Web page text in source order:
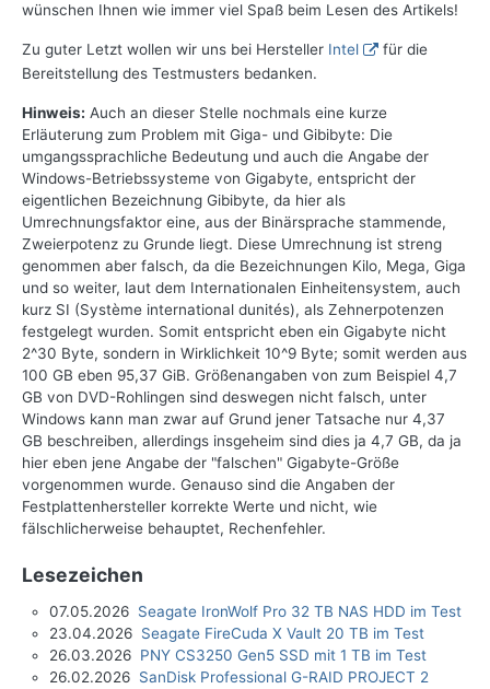
wünschen Ihnen wie immer viel Spaß beim Lesen des Artikels!
Zu guter Letzt wollen wir uns bei Hersteller Intel
für die
Bereitstellung des Testmusters bedanken.
Hinweis: Auch an dieser Stelle nochmals eine kurze
Erläuterung zum Problem mit Giga- und Gibibyte: Die
umgangssprachliche Bedeutung und auch die Angabe der
Windows-Betriebssysteme von Gigabyte, entspricht der
eigentlichen Bezeichnung Gibibyte, da hier als
Umrechnungsfaktor eine, aus der Binärsprache stammende,
Zweierpotenz zu Grunde liegt. Diese Umrechnung ist streng
genommen aber falsch, da die Bezeichnungen Kilo, Mega, Giga
und so weiter, laut dem Internationalen Einheitensystem, auch
kurz SI (Système international dunités), als Zehnerpotenzen
festgelegt wurden. Somit entspricht eben ein Gigabyte nicht
2^30 Byte, sondern in Wirklichkeit 10^9 Byte; somit werden aus
100 GB eben 95,37 GiB. Größenangaben von zum Beispiel 4,7
GB von DVD-Rohlingen sind deswegen nicht falsch, unter
Windows kann man zwar auf Grund jener Tatsache nur 4,37
GB beschreiben, allerdings insgeheim sind dies ja 4,7 GB, da ja
hier eben jene Angabe der "falschen" Gigabyte-Größe
vorgenommen wurde. Genauso sind die Angaben der
Festplattenhersteller korrekte Werte und nicht, wie
fälschlicherweise behauptet, Rechenfehler.
Lesezeichen
07.05.2026 Seagate IronWolf Pro 32 TB NAS HDD im Test
23.04.2026 Seagate FireCuda X Vault 20 TB im Test
26.03.2026 PNY CS3250 Gen5 SSD mit 1 TB im Test
26.02.2026 SanDisk Professional G-RAID PROJECT 2